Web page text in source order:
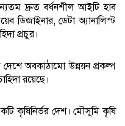
দ্রুত বর্ধনশীল আইটি হাব
ডিজাইনার, ডেটা অ্যানালিস্ট
প্রচুর।
দেশে অবকাঠামো উন্নয়ন প্রকল্প
রয়েছে।
কৃষিনির্ভর দেশ। মৌসুমি কৃষি